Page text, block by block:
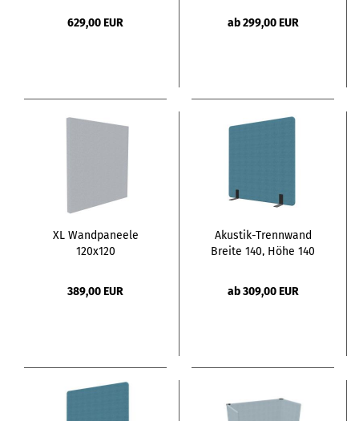
629,00 EUR ab 299,00 EUR
XL Wandpaneele
120x120
389,00 EUR
Akustik-Trennwand
Breite 140, Höhe 140
ab 309,00 EUR